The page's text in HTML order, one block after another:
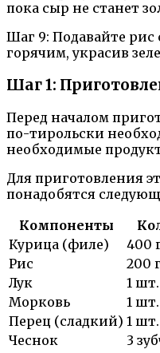
пока сыр не станет
Шаг 9: Подавайте
горячим, украсив
Шаг 1:
Перед началом
по-тирольски
необходимые
Для приготовления
понадобятся
Компоненты
Курица (филе)
400
Рис
200 г
Лук
1 шт.
Морковь
1 шт.
Перец (сладкий) 1 шт.
Чеснок
3